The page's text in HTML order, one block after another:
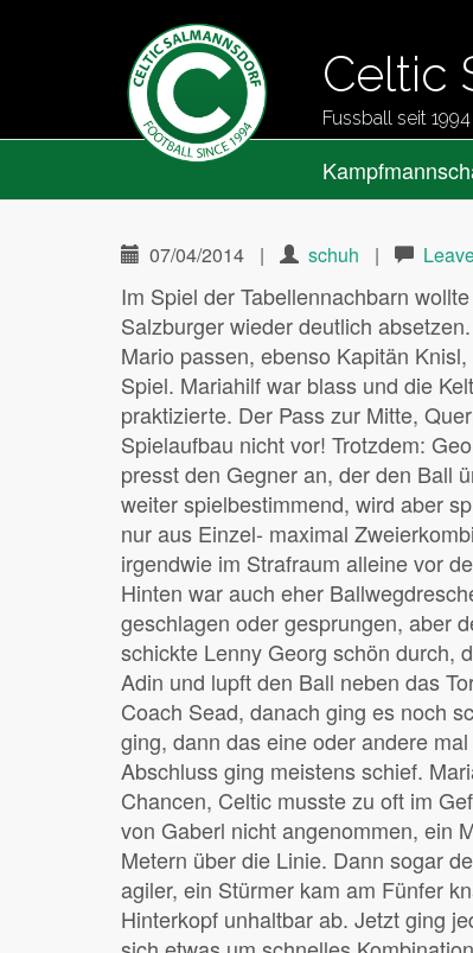
Celtic
Fussball seit 1994
Primary
Menu
Celtic Salmannsdorf
07/04/2014 | schuh |
Im Spiel der Tabellennachbarn
Salzburger wieder deutlich
Mario passen, ebenso Kapitän
Spiel. Mariahilf war blass und die
praktizierte. Der Pass zur Mitte,
Spielaufbau nicht vor! Trotzdem:
presst den Gegner an, der den Ball
weiter spielbestimmend, wird aber
nur aus Einzel- maximal
irgendwie im Strafraum alleine vor
Hinten war auch eher
geschlagen oder gesprungen, aber
schickte Lenny Georg schön durch,
Adin und lupft den Ball neben das
Coach Sead, danach ging es noch
ging, dann das eine oder andere
Abschluss ging meistens schief.
Chancen, Celtic musste zu oft im
von Gaberl nicht angenommen, ein
Metern über die Linie. Dann sogar
agiler, ein Stürmer kam am Fünfer
Hinterkopf unhaltbar ab. Jetzt ging